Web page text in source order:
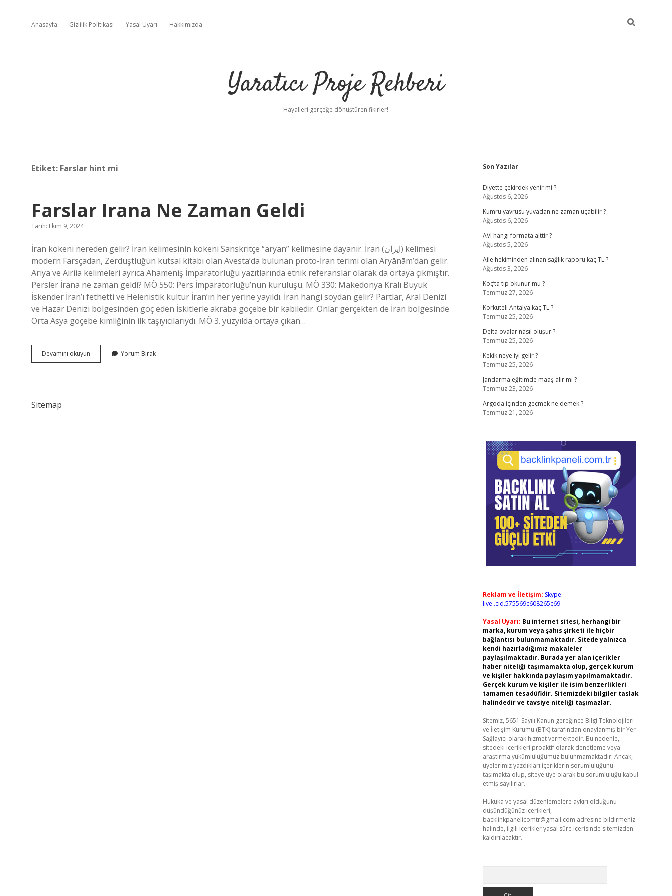
Anasayfa Gizlilik Politikası Yasal Uyarı Hakkımızda
Yaratıcı Proje Rehberi
Hayalleri gerçeğe dönüştüren fikirler!
Etiket: Farslar hint mi
Farslar Irana Ne Zaman Geldi
Tarih: Ekim 9, 2024
İran kökeni nereden gelir? İran kelimesinin kökeni Sanskritçe “aryan” kelimesine dayanır. İran (ایران) kelimesi
modern Farsçadan, Zerdüştlüğün kutsal kitabı olan Avesta’da bulunan proto-İran terimi olan Aryānām’dan gelir.
Ariya ve Airiia kelimeleri ayrıca Ahameniş İmparatorluğu yazıtlarında etnik referanslar olarak da ortaya çıkmıştır.
Persler İrana ne zaman geldi? MÖ 550: Pers İmparatorluğu’nun kuruluşu. MÖ 330: Makedonya Kralı Büyük
İskender İran’ı fethetti ve Helenistik kültür İran’ın her yerine yayıldı. İran hangi soydan gelir? Partlar, Aral Denizi
ve Hazar Denizi bölgesinden göç eden İskitlerle akraba göçebe bir kabiledir. Onlar gerçekten de İran bölgesinde
Orta Asya göçebe kimliğinin ilk taşıyıcılarıydı. MÖ 3. yüzyılda ortaya çıkan…
Devamını okuyun
Irana
Yorum Bırak
Sitemap
Sidebar
Son Yazılar
Diyette çekirdek yenir mi ?
Ağustos 6, 2026
Kumru yavrusu yuvadan ne zaman uçabilir ?
Ağustos 6, 2026
AVI hangi formata aittir ?
Ağustos 5, 2026
Aile hekiminden alınan sağlık raporu kaç TL ?
Ağustos 3, 2026
Koç’ta tıp okunur mu ?
Temmuz 27, 2026
Korkuteli Antalya kaç TL ?
Temmuz 25, 2026
Delta ovalar nasıl oluşur ?
Temmuz 25, 2026
Kekik neye iyi gelir ?
Temmuz 25, 2026
Jandarma eğitimde maaş alır mı ?
Temmuz 23, 2026
Argoda içinden geçmek ne demek ?
Temmuz 21, 2026
Reklam ve İletişim: Skype:
live:.cid.575569c608265c69
Yasal Uyarı: Bu internet sitesi, herhangi bir
marka, kurum veya şahıs şirketi ile hiçbir
bağlantısı bulunmamaktadır. Sitede yalnızca
kendi hazırladığımız makaleler
paylaşılmaktadır. Burada yer alan içerikler
haber niteliği taşımamakta olup, gerçek kurum
ve kişiler hakkında paylaşım yapılmamaktadır.
Gerçek kurum ve kişiler ile isim benzerlikleri
tamamen tesadüfidir. Sitemizdeki bilgiler taslak
halindedir ve tavsiye niteliği taşımazlar.
Sitemiz, 5651 Sayılı Kanun gereğince Bilgi Teknolojileri
ve İletişim Kurumu (BTK) tarafından onaylanmış bir Yer
Sağlayıcı olarak hizmet vermektedir. Bu nedenle,
sitedeki içerikleri proaktif olarak denetleme veya
araştırma yükümlülüğümüz bulunmamaktadır. Ancak,
üyelerimiz yazdıkları içeriklerin sorumluluğunu
taşımakta olup, siteye üye olarak bu sorumluluğu kabul
etmiş sayılırlar.
Hukuka ve yasal düzenlemelere aykırı olduğunu
düşündüğünüz içerikleri,
backlinkpanelicomtr@gmail.com adresine bildirmeniz
halinde, ilgili içerikler yasal süre içerisinde sitemizden
kaldırılacaktır.